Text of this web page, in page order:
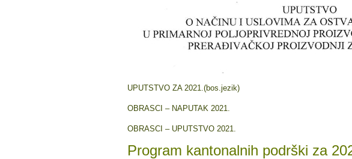
UPUTSTVO ZA 2021.(bos.jezik)
OBRASCI – NAPUTAK 2021.
OBRASCI – UPUTSTVO 2021.
Program kantonalnih podrški za